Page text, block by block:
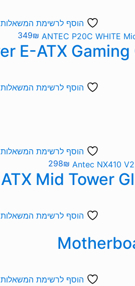
הוסף לרשימת המשאלות
349₪
הוסף לרשימת המשאלות
הוסף לרשימת המשאלות
298₪
הוסף לרשימת המשאלות
הוסף לרשימת המשאלות